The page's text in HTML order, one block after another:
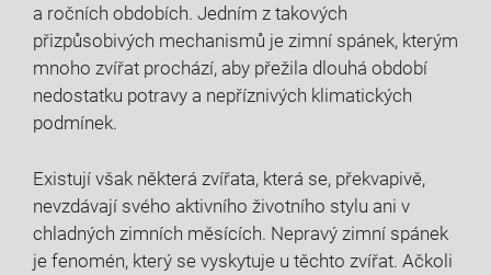
a ročních obdobích. Jedním z takových
přizpůsobivých mechanismů je zimní spánek, kterým
mnoho zvířat prochází, aby přežila dlouhá období
nedostatku potravy a nepříznivých klimatických
podmínek.
Existují však některá zvířata, která se, překvapivě,
nevzdávají svého aktivního životního stylu ani v
chladných zimních měsících. Nepravý zimní spánek
je fenomén, který se vyskytuje u těchto zvířat. Ačkoli